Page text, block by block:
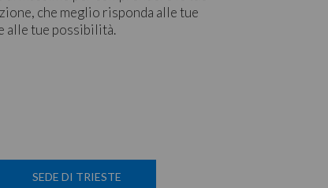
che meglio risponda alle tue
alle tue possibilità.
SEDE DI TRIESTE